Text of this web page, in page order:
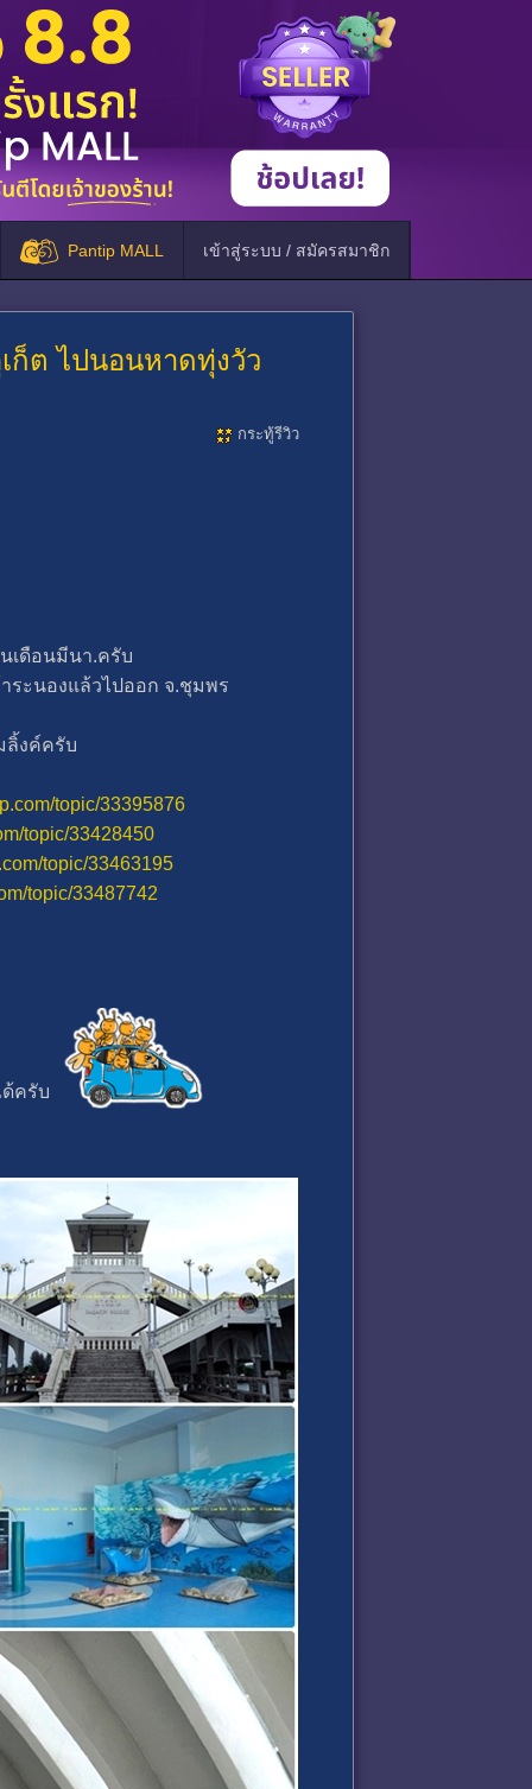
Pantip MALL เข้าสู่ระบบ / สมัครสมาชิก
ก็ต ไปนอนหาดทุ่งวัว
กระทู้รีวิว
เดือนมีนา.ครับ
ระนองแล้วไปออก จ.ชุมพร
ลิ้งค์ครับ
topic/33395876
topic/33428450
topic/33463195
topic/33487742
ครับ